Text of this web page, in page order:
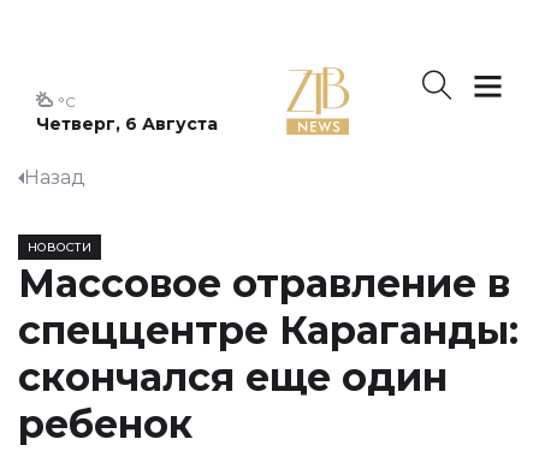
Четверг, 6 Августа
°C
Назад
НОВОСТИ
Массовое отравление в
спеццентре Караганды:
скончался еще один
ребенок